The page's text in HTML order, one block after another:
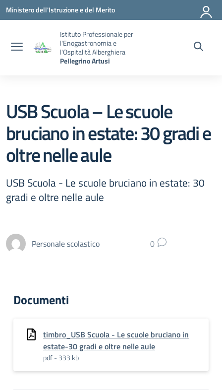
Vai ai contenuti
Vai al menu di navigazione
Vai al footer
Ministero dell'Istruzione e del Merito
Istituto Professionale per
l'Enogastronomia e
l'Ospitalità Alberghiera
Pellegrino Artusi
USB Scuola – Le scuole
bruciano in estate: 30 gradi e
oltre nelle aule
USB Scuola - Le scuole bruciano in estate: 30
gradi e oltre nelle aule
Personale scolastico 0
Documenti
timbro_USB Scuola - Le scuole bruciano in
estate-30 gradi e oltre nelle aule
pdf - 333 kb